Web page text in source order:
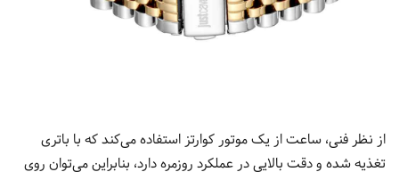
از نظر فنی، ساعت از یک موتور کوارتز استفاده می‌کند که با باتری
تغذیه شده و دقت بالایی در عملکرد روزمره دارد، بنابراین می‌توان روی